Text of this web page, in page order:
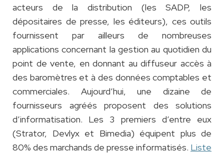
acteurs de la distribution (les SADP, les
dépositaires de presse, les éditeurs), ces outils
fournissent par ailleurs de nombreuses
applications concernant la gestion au quotidien du
point de vente, en donnant au diffuseur accès à
des baromètres et à des données comptables et
commerciales. Aujourd’hui, une dizaine de
fournisseurs agréés proposent des solutions
d’informatisation. Les 3 premiers d’entre eux
(Strator, Devlyx et Bimedia) équipent plus de
80% des marchands de presse informatisés. Liste